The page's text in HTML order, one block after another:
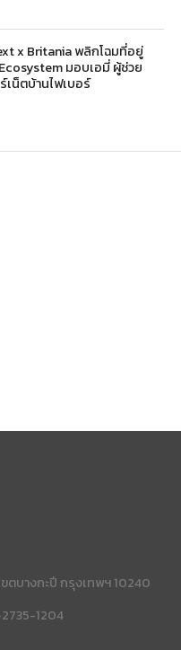
x Britania พลิกโฉมที่อยู่
มอบเอมี่ ผู้ช่วย
เน็ตบ้านไฟเบอร์
ขตบางกะปี กรุงเทพฯ 10240
1204